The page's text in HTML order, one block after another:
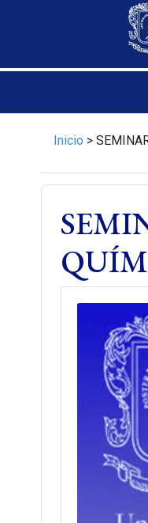
Pasar al contenido
Inicio >